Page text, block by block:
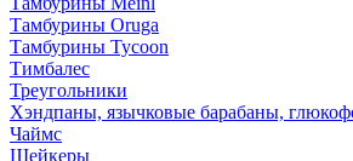
Тамбурины Oruga
Тамбурины Tycoon
Тимбалес
Треугольники
Хэндпаны, язычковые барабаны,
Чаймс
Шейкеры